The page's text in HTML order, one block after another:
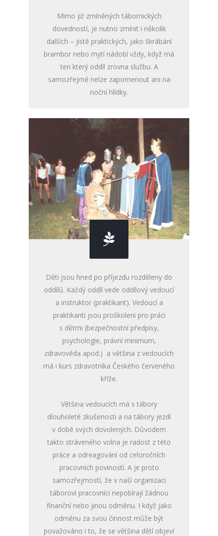
Mimo již zmíněných tábornických
dovedností, je nutno zmínit i několik
dalších – jistě praktických, jako škrábání
brambor nebo mytí nádobí vždy, když má
ten který oddíl zrovna službu. A
samozřejmě nelze zapomenout ani na
noční hlídky.
Děti jsou hned po příjezdu rozděleny do
oddílů. Každý oddíl vede oddílový vedoucí
a instruktor (praktikant). Vedoucí a
praktikanti jsou proškoleni pro práci
s dětmi (bezpečnostní předpisy,
psychologie, právní minimum,
zdravověda apod.) a většina z vedoucích
má i kurs zdravotníka Českého červeného
kříže.
Většina vedoucích má s tábory
dlouholeté zkušenosti a na tábory jezdí
v době svých dovolených. Důvodem
takto stráveného volna je radost z této
práce a odreagování od celoročních
pracovních poviností. A je proto
samozřejmostí, že v naší organizaci
táboroví pracovníci nepobírají žádnou
finanční nebo jinou odměnu. I když jako
odměnu za svou činnost může být
považováno i to, že se většina dětí objeví